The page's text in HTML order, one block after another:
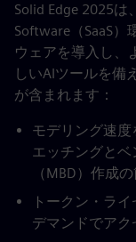
Solid Edge 2025
Software（SaaS）
ウェアを導入し、
しいAIツールを備
が含まれます：
モデリング速
エッチングと
（MBD）作成
トークン・ラ
デマンドでア